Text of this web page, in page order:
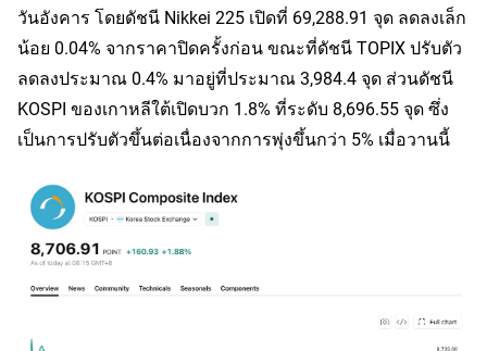
วันอังคาร โดยดัชนี Nikkei 225 เปิดที่ 69,288.91 จุด ลดลงเล็ก
น้อย 0.04% จากราคาปิดครั้งก่อน ขณะที่ดัชนี TOPIX ปรับตัว
ลดลงประมาณ 0.4% มาอยู่ที่ประมาณ 3,984.4 จุด ส่วนดัชนี
KOSPI ของเกาหลีใต้เปิดบวก 1.8% ที่ระดับ 8,696.55 จุด ซึ่ง
เป็นการปรับตัวขึ้นต่อเนื่องจากการพุ่งขึ้นกว่า 5% เมื่อวานนี้